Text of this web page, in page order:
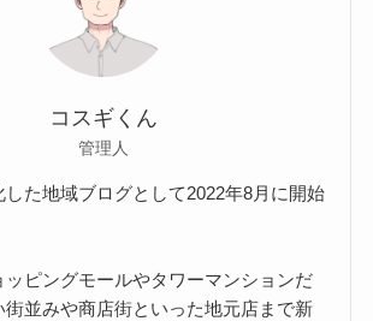
コスギくん
管理人
た地域ブログとして2022年8月に開始
ッピングモールやタワーマンションだ
街並みや商店街といった地元店まで新